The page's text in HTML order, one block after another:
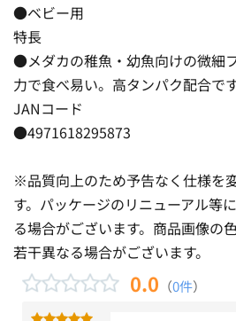
●ベビー用
特長
●メダカの稚魚・幼魚向けの微細
力で食べ易い。高タンパク配合で
JANコード
●4971618295873
※品質向上のため予告なく仕様を
す。パッケージのリニューアル等
る場合がございます。商品画像の
若干異なる場合がございます。
0.0 （0件）